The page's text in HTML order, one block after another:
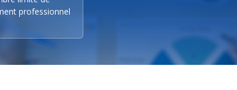
professionnel